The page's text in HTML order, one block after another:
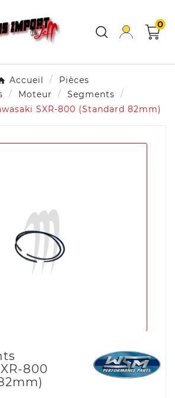
0
Accueil
Pièces
Moteur
Segments
SXR-800 (Standard 82mm)
800